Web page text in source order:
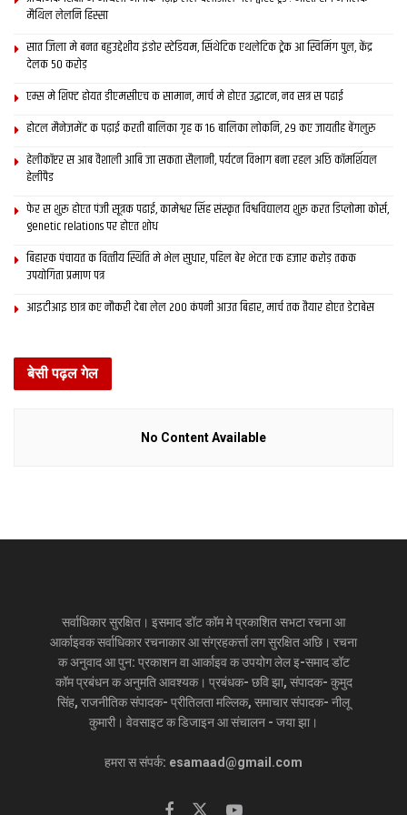
गुजरात बाद लौटनिहारक संख्‍या महाराष्ट्र स अछि। ओहि ठाम स 120टा स
बेसी ट्रेन आल अछि, पंजाब तेसर स्‍थान पर अछि। ओहि ठाम से महज 90टा
ट्रेन आयल अछि।
आपदा प्रबंधन विभाग क अनुसार लौटनिहार लोक सबस बेसी चम्पारण स
छथि। पूर्वी चम्पारण क 70 हजार त पश्चिमी चम्पारण जिलाक 52 हजार स
बेसी लोक घर लौट चुकला अछि। यानी असगर चंपारण में 1.22 लाख लोक
अन्‍य प्रदेश स लौट चुकल अछि।
अन्य जिला मे लौटनिहारक सूची एहि प्रकार अछि :
-मधुबनी से अब तक 45 हजार
-अररिया के 43 हजार
-बांका के 28 हजार
-भोजपुर के 24 हजार
-बक्सर के 22 हजार
-दरभंगा के 22 हजार
-किशनगंज के 22 बिहार
-वैशाली के 20 हजार
मैथिल लेलनि हिस्सा
सात जिला मे बनत बहुउद्देशीय इंडोर स्‍टेडि‍यम, सिंथेटिक एथलेटिक ट्रेक आ स्विमिंग पुल, केंद्र
देलक 50 करोड़
एम्स मे शिफ्ट होयत डीएमसीएच क सामान, मार्च मे होएत उद्घाटन, नव सत्र स पढाई
होटल मैनेजमेंट क पढ़ाई करती बालिका गृह क 16 बालिका लोकनि, 29 कए जायतीह बेंगलुरु
हेलीकॉप्टर स आब वैशाली आबि जा सकता सैलानी, पर्यटन विभाग बना रहल अछि कॉमर्शियल
हेलीपैड
फेर स शुरू होएत पंजी सूत्रक पढाई, कामेश्वर सिंह संस्कृत विश्वविद्यालय शुरू करत डिप्लोमा कोर्स,
genetic relations पर होएत शोध
बिहारक पंचायत क वित्‍तीय स्थिति मे भेल सुधार, पहिल बेर भेटत एक हजार करोड़ तकक
उपयोगिता प्रमाण पत्र
आइटीआइ छात्र कए नौकरी देबा लेल 200 कंपनी आउत बिहार, मार्च तक तैयार होएत डेटाबेस
बेसी पढ़ल गेल
No Content Available
सर्वाधिकार सुरक्षित। इसमाद डॉट कॉम मे प्रकाशित सभटा रचना आ
आर्काइवक सर्वाधिकार रचनाकार आ संग्रहकर्त्ता लग सुरक्षित अछि। रचना
क अनुवाद आ पुन: प्रकाशन वा आर्काइव क उपयोग लेल इ-समाद डॉट
कॉम प्रबंधन क अनुमति आवश्यक। प्रबंधक- छवि झा, संपादक- कुमुद
सिंह, राजनीतिक संपादक- प्रीतिलता मल्लिक, समाचार संपादक- नीलू
कुमारी। वेवसाइट क डिजाइन आ संचालन - जया झा।
हमरा स संपर्क: esamaad@gmail.com